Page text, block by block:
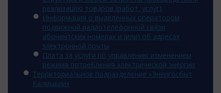
реализацию товаров (работ, услуг)
Информация о выделенных оператором
подвижной радиотелефонной связи
абонентских номерах и (или) об адресах
электронной почты
Плата за услуги по управлению изменением
режима потребления электрической энергии
Территориальное подразделение «Энергосбыт
Калмыкии»